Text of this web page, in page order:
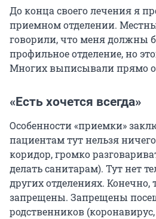
До конца своего лечения я
приемном отделении.
говорили, что меня должны
профильное отделение, но
Многих выписывали прямо
«Есть хочется всегда»
Особенности «приемки»
пациентам тут нельзя
коридор, громко
делать санитарам). Тут нет
других отделениях.
запрещены. Запрещены
родственников